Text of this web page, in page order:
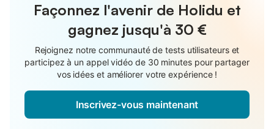
Façonnez l'avenir de Holidu et
gagnez jusqu'à 30 €
Rejoignez notre communauté de tests utilisateurs et
participez à un appel vidéo de 30 minutes pour partager
vos idées et améliorer votre expérience !
Inscrivez-vous maintenant